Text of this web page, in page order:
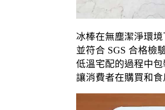
冰棒在無塵潔淨環
並符合 SGS 合格檢
低溫宅配的過程中包
讓消費者在購買和